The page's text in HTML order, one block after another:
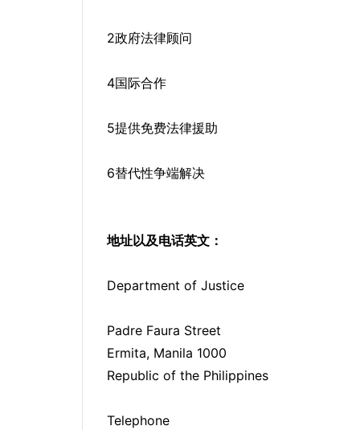
2政府法律顾问
4国际合作
5提供免费法律援助
6替代性争端解决
地址以及电话英文：
Department of Justice
Padre Faura Street
Ermita, Manila 1000
Republic of the Philippines
Telephone